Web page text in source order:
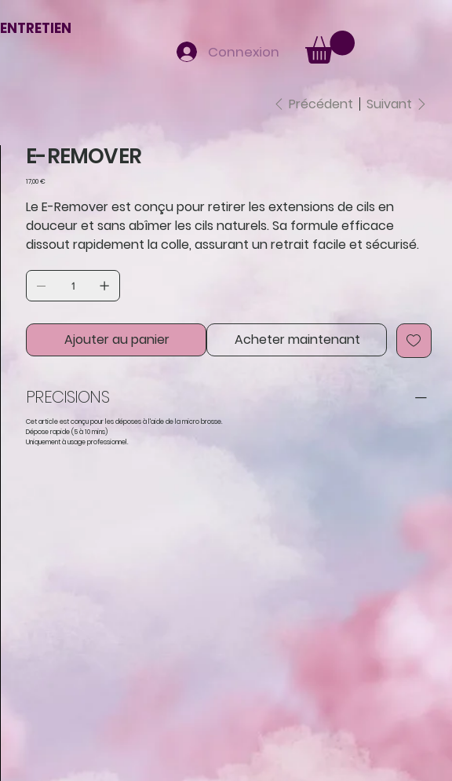
Précédent Suivant
E-REMOVER
Prix
17,00 €
Le E-Remover est conçu pour retirer les extensions de cils en
douceur et sans abîmer les cils naturels. Sa formule efficace
dissout rapidement la colle, assurant un retrait facile et sécurisé.
Ajouter au panier Acheter maintenant
PRECISIONS
Cet article est conçu pour les déposes à l'aide de la micro brosse.
Dépose rapide (5 à 10 mins)
Uniquement à usage professionnel.
ENTRETIEN
Connexion